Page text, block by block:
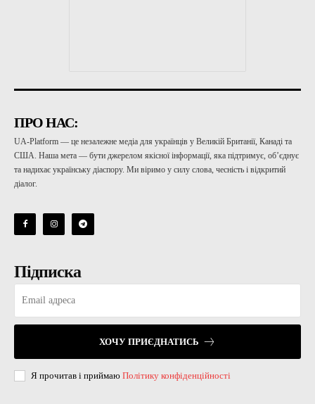
ПРО НАС:
UA-Platform — це незалежне медіа для українців у Великій Британії, Канаді та
США. Наша мета — бути джерелом якісної інформації, яка підтримує, об’єднує
та надихає українську діаспору. Ми віримо у силу слова, чесність і відкритий
діалог.
Підписка
ХОЧУ ПРИЄДНАТИСЬ
Я прочитав і приймаю Політику конфіденційності